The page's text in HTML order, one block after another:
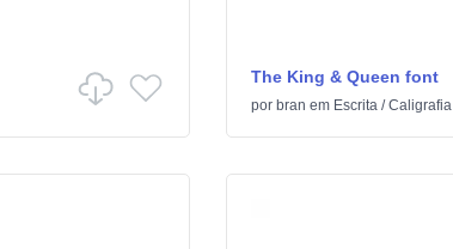
The King & Queen font
por bran em Escrita/Caligrafia